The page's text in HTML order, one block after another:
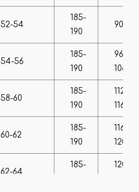
52-54
185-
190
90-96
54-56
185-
190
96-
108
58-60
185-
190
112-
116
60-62
185-
190
116-
120
62-64
185-
120-